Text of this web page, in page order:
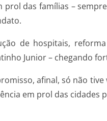
das famílias –
de hospitais,
Junior – chegando
afinal, só não
em prol das cidades